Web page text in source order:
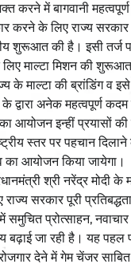
करने में बागवानी
करने के लिए राज्य
शुरूआत की है। इसी तर्ज
माल्टा मिशन की
के माल्टा की ब्रांडिंग व
द्वारा अनेक महत्वपूर्ण
आयोजन इन्हीं प्रयासों
स्तर पर पहचान
का आयोजन किया जायेगा।
श्री नरेंद्र मोदी के
सरकार पूरी
में समुचित प्रोत्साहन,
बढ़ाई जा रही है। यह
देने में गेम चेंजर